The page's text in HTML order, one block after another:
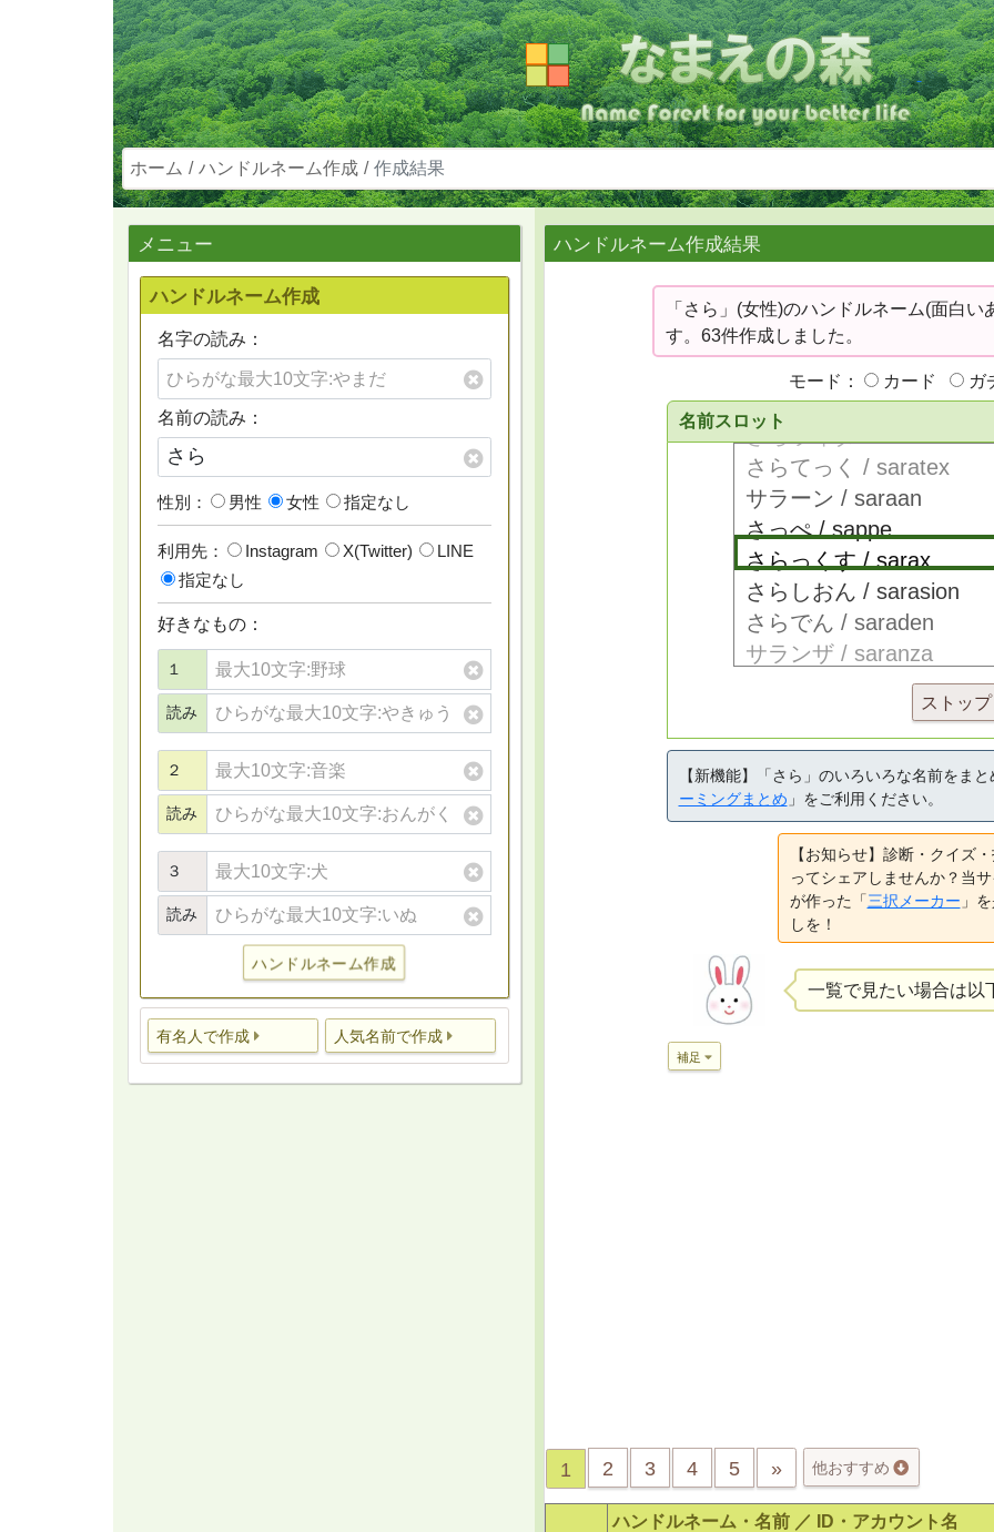
ホーム ハンドルネーム作成 作成結果
メニュー
ハンドルネーム作成
名字の読み：
名前の読み：
性別： 男性 女性 指定なし
利用先： Instagram X(Twitter)
LINE
指定なし
好きなもの：
１
読み
２
読み
３
読み
ハンドルネーム作成
有名人で作成 人気名前で作成
ハンドルネーム作成結果
「さら」(女性)のハンドルネーム(面白い
す。63件作成しました。
モード： カード ガ
名前スロット
ストップ
【新機能】「さら」のいろいろな名前をま
ーミングまとめ 」をご利用ください。
【お知らせ】診断・クイズ
ってシェアしませんか？当
が作った「三択メーカー 」
しを！
一覧で見たい場合は以
補足
1 2 3 4 5 » 他おすすめ
ハンドルネーム・名前 ／ ID・アカウント名